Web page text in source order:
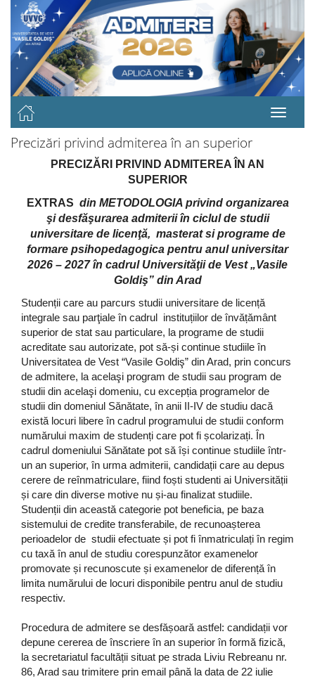
Precizări privind admiterea în an superior
PRECIZĂRI PRIVIND ADMITEREA ÎN AN
SUPERIOR
EXTRAS din METODOLOGIA privind organizarea
şi desfăşurarea admiterii în ciclul de studii
universitare de licenţă, masterat si programe de
formare psihopedagogica pentru anul universitar
2026 – 2027 în cadrul Universităţii de Vest „Vasile
Goldiş” din Arad
Studenții care au parcurs studii universitare de licență
integrale sau parţiale în cadrul instituțiilor de învățământ
superior de stat sau particulare, la programe de studii
acreditate sau autorizate, pot să-și continue studiile în
Universitatea de Vest “Vasile Goldiş” din Arad, prin concurs
de admitere, la acelaşi program de studii sau program de
studii din acelaşi domeniu, cu excepția programelor de
studii din domeniul Sănătate, în anii II-IV de studiu dacă
există locuri libere în cadrul programului de studii conform
numărului maxim de studenți care pot fi școlarizați. În
cadrul domeniului Sănătate pot să își continue studiile într-
un an superior, în urma admiterii, candidații care au depus
cerere de reînmatriculare, fiind foști studenti ai Universității
și care din diverse motive nu și-au finalizat studiile.
Studenții din această categorie pot beneficia, pe baza
sistemului de credite transferabile, de recunoașterea
perioadelor de studii efectuate și pot fi înmatriculați în regim
cu taxă în anul de studiu corespunzător examenelor
promovate și recunoscute și examenelor de diferență în
limita numărului de locuri disponibile pentru anul de studiu
respectiv.
Procedura de admitere se desfășoară astfel: candidații vor
depune cererea de înscriere în an superior în formă fizică,
la secretariatul facultății situat pe strada Liviu Rebreanu nr.
86, Arad sau trimitere prin email până la data de 22 iulie